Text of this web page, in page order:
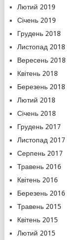
Лютий 2019
Січень 2019
Грудень 2018
Листопад 2018
Вересень 2018
Квітень 2018
Березень 2018
Лютий 2018
Січень 2018
Грудень 2017
Листопад 2017
Серпень 2017
Травень 2016
Квітень 2016
Березень 2016
Травень 2015
Квітень 2015
Лютий 2015